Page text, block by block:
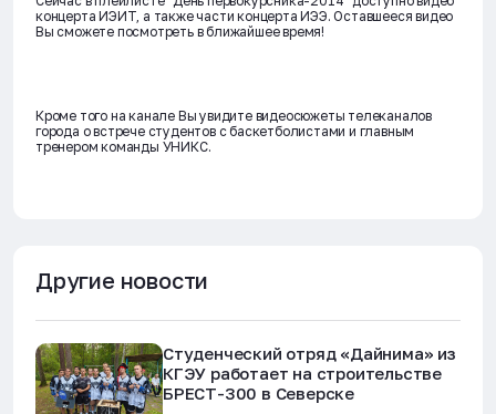
концерта ИЭИТ, а также части концерта ИЭЭ. Оставшееся видео
Вы сможете посмотреть в ближайшее время!
Кроме того на канале Вы увидите видеосюжеты телеканалов
города о встрече студентов с баскетболистами и главным
тренером команды УНИКС.
Другие новости
Студенческий отряд «Дайнима» из
КГЭУ работает на строительстве
БРЕСТ-300 в Северске